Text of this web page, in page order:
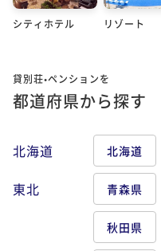
シティホテル リゾート
貸別荘•ペンションを
都道府県から探す
北海道 北海道
東北 青森県
秋田県